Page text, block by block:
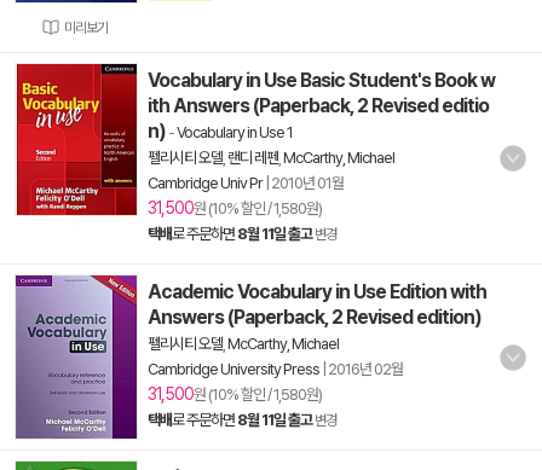
미리보기
Vocabulary in Use Basic Student's Book w
ith Answers (Paperback, 2 Revised editio
n) -Vocabulary in Use 1
펠리시티 오델 랜디 레펜 McCarthy, Michael
Cambridge Univ Pr| 2010년 01월
31,500원 (10% 할인 / 1,580원)
택배로 주문하면 8월 11일 출고 변경
Academic Vocabulary in Use Edition with
Answers (Paperback, 2 Revised edition)
펠리시티 오델 McCarthy, Michael
Cambridge University Press 2016년 02월
31,500원 (10% 할인 / 1,580원)
택배로 주문하면 8월 11일 출고 변경